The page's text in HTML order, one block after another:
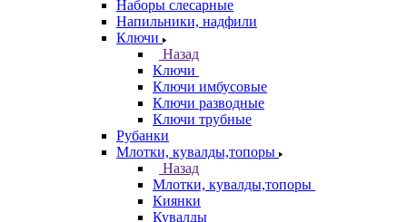
Наборы слесарные
Напильники, надфили
Ключи
Назад
Ключи
Ключи имбусовые
Ключи разводные
Ключи трубные
Рубанки
Млотки, кувалды,топоры
Назад
Млотки, кувалды,топоры
Киянки
Кувалды